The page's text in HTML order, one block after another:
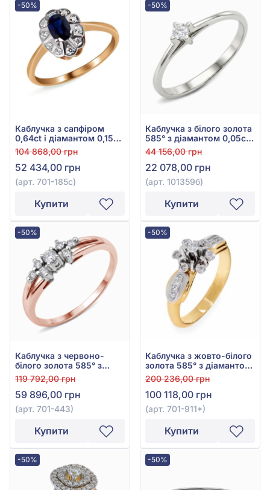
-50%
Каблучка з сапфіром
0,64ct і діамантом 0,15ct
із червоно-білого золота
585°, арт. 701-185с
104 868,00 грн
52 434,00 грн
(арт. 701-185с)
Купити
-50%
Каблучка з білого золота
585° з діамантом 0,05ct,
арт. 101359б
44 156,00 грн
22 078,00 грн
(арт. 101359б)
Купити
-50%
Каблучка з червоно-
білого золота 585° з
діамантом 0,22ct, арт.
701-443
119 792,00 грн
59 896,00 грн
(арт. 701-443)
Купити
-50%
Каблучка з жовто-білого
золота 585° з діамантом
0,19ct, арт. 701-911*
200 236,00 грн
100 118,00 грн
(арт. 701-911*)
Купити
-50% -50%